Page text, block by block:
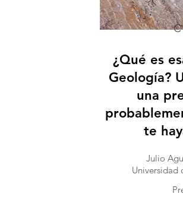
¿Qué es
Geología?
una
te
Julio
Universidad